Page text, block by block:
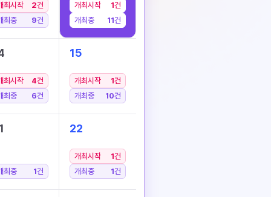
최시작 2건
최중
9건
개최시작 1건
개최중
11건
최시작 4건
최중
6건
15
개최시작 1건
개최중
10건
최중 1건
22
개최시작 1건
개최중
1건